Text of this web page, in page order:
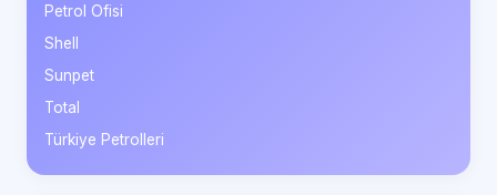
Petrol Ofisi
Shell
Sunpet
Total
Türkiye Petrolleri